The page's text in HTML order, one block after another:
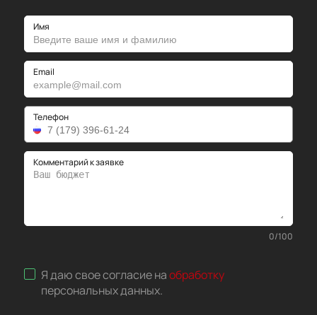
Имя
Email
Телефон
Комментарий к заявке
0/100
Я даю свое согласие наобработку
персональных данных.